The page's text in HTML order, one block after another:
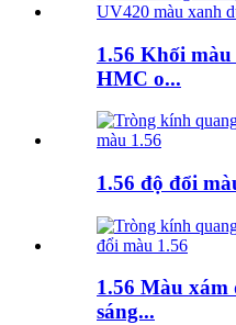
1.56 Khối
HMC o...
1.56 độ đổi
1.56 Màu xám
sáng...